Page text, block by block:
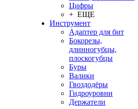
Цифры
+ ЕЩЕ
Инструмент
Адаптер для бит
Бокорезы,
длинногубцы,
плоскогубцы
Буры
Валики
Гвоздодёры
Гидроуровни
Держатели